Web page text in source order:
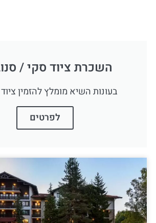
השכרת ציוד סקי /
בעונות השיא מומלץ להזמין
לפרטים